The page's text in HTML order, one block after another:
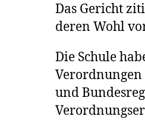
Das Gericht
deren Wohl
Die Schule
Verordnungen
und